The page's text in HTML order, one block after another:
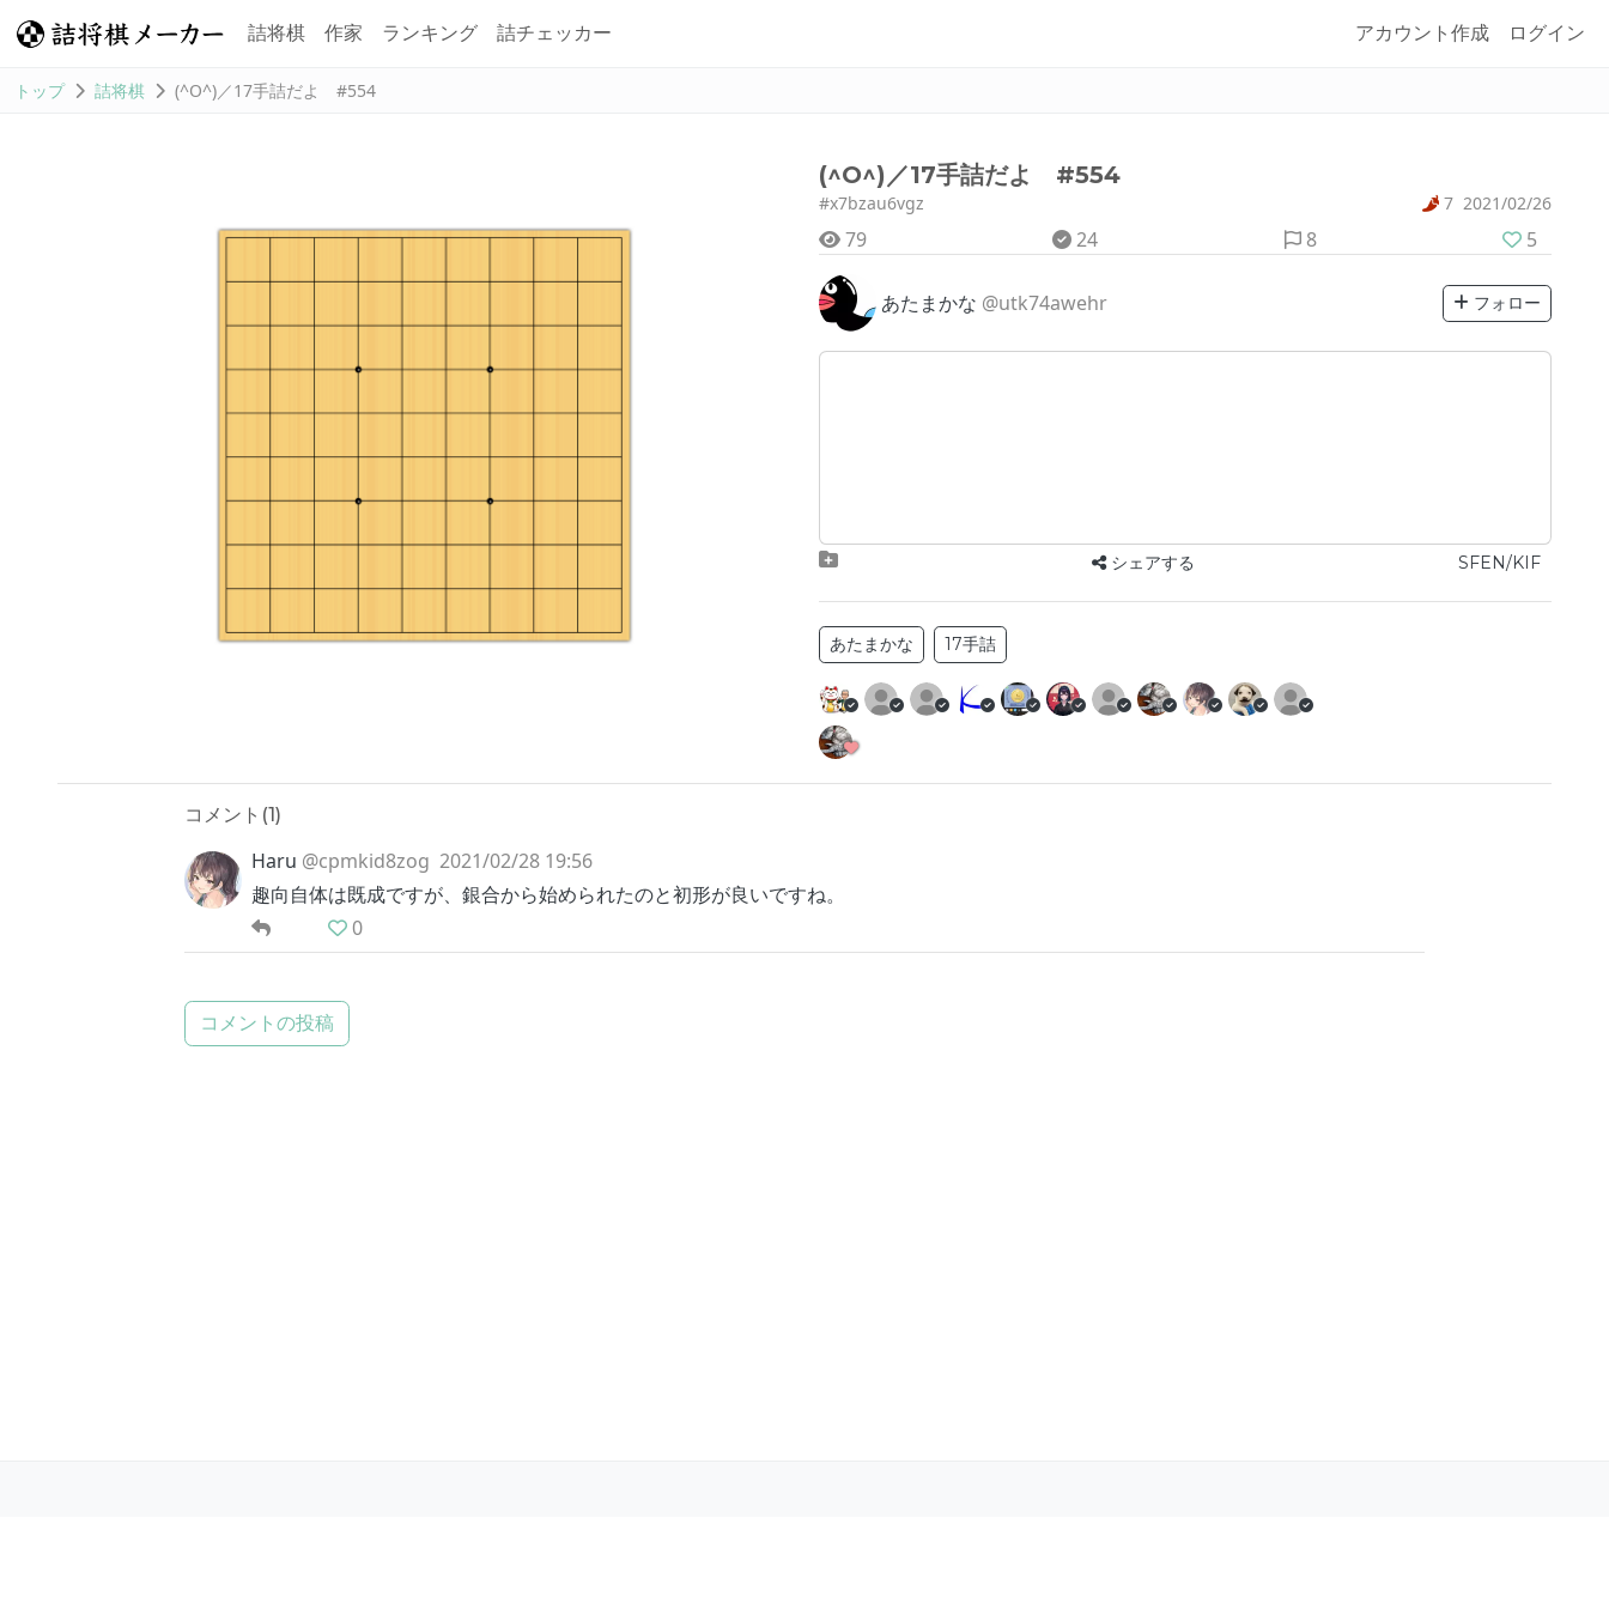
詰将棋 作家 ランキング 詰チェッカー アカウント作成 ログイン
トップ 詰将棋 (^O^)／17手詰だよ #554
(^O^)／17手詰だよ #554
#x7bzau6vgz 7 2021/02/26
79 24 8 5
あたまかな @utk74awehr フォロー
シェアする SFEN/KIF
あたまかな 17手詰
コメント(1)
Haru @cpmkid8zog 2021/02/28 19:56
趣向自体は既成ですが、銀合から始められたのと初形が良いですね。
0
コメントの投稿